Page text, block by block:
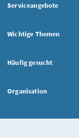
Serviceangebote
Wichtige Themen
Häufig gesucht
Organisation